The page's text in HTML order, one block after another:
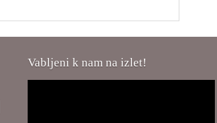
Vabljeni k nam na izlet!